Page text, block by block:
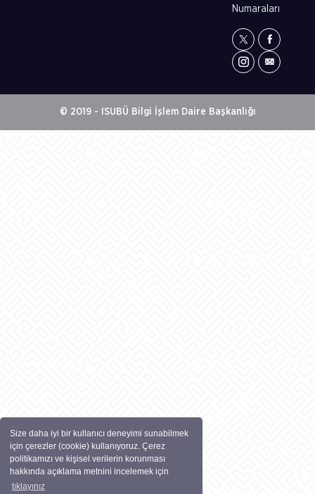
Size daha iyi bir kullanıcı deneyimi sunabilmek
için çerezler (cookie) kullanıyoruz. Çerez
politikamızı ve kişisel verilerin korunması
hakkında açıklama metnini incelemek için
tıklayınız
Numaraları
© 2019 - ISUBÜ Bilgi İşlem Daire Başkanlığı